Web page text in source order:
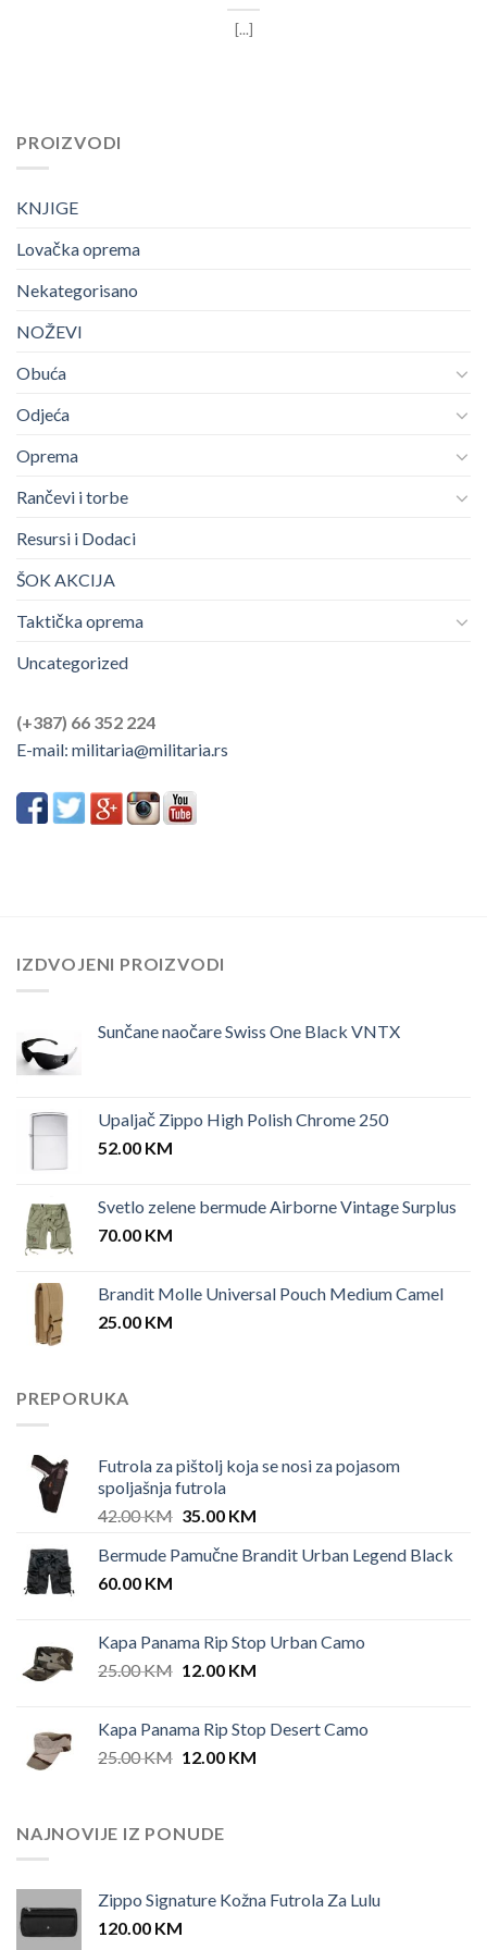
[...]
PROIZVODI
KNJIGE
Lovačka oprema
Nekategorisano
NOŽEVI
Obuća
Odjeća
Oprema
Rančevi i torbe
Resursi i Dodaci
ŠOK AKCIJA
Taktička oprema
Uncategorized
(+387) 66 352 224
E-mail: militaria@militaria.rs
IZDVOJENI PROIZVODI
Sunčane naočare Swiss One Black VNTX
Upaljač Zippo High Polish Chrome 250
52.00 KM
Svetlo zelene bermude Airborne Vintage Surplus
70.00 KM
Brandit Molle Universal Pouch Medium Camel
25.00 KM
PREPORUKA
Futrola za pištolj koja se nosi za pojasom
spoljašnja futrola
42.00KM Original
was:
35.00 KMCurrent
is:
Bermude Pamučne Brandit Urban Legend Black
60.00 KM
Kapa Panama Rip Stop Urban Camo
25.00KM Original
25.00 KM.
12.00 KMCurrent
12.00 KM.
Kapa Panama Rip Stop Desert Camo
25.00KM Original
25.00 KM.
12.00 KMCurrent
NAJNOVIJE IZ PONUDE
Zippo Signature Kožna Futrola Za Lulu
120.00 KM